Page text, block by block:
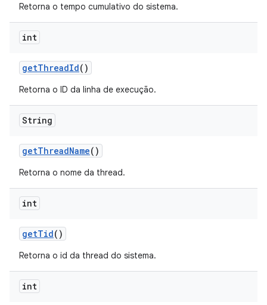
Retorna o tempo cumulativo do sistema.
int
getThreadId()
Retorna o ID da linha de execução.
String
getThreadName()
Retorna o nome da thread.
int
getTid()
Retorna o id da thread do sistema.
int